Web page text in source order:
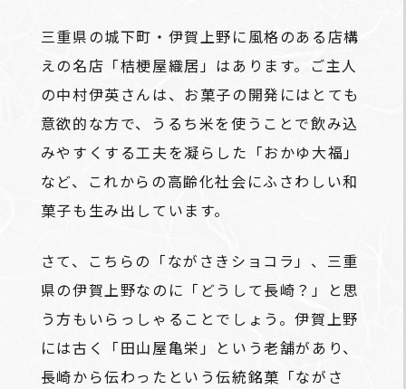
三重県の城下町・伊賀上野に風格のある店構
えの名店「桔梗屋織居」はあります。ご主人
の中村伊英さんは、お菓子の開発にはとても
意欲的な方で、うるち米を使うことで飲み込
みやすくする工夫を凝らした「おかゆ大福」
など、これからの高齢化社会にふさわしい和
菓子も生み出しています。
さて、こちらの「ながさきショコラ」、三重
県の伊賀上野なのに「どうして長崎？」と思
う方もいらっしゃることでしょう。伊賀上野
には古く「田山屋亀栄」という老舗があり、
長崎から伝わったという伝統銘菓「ながさ